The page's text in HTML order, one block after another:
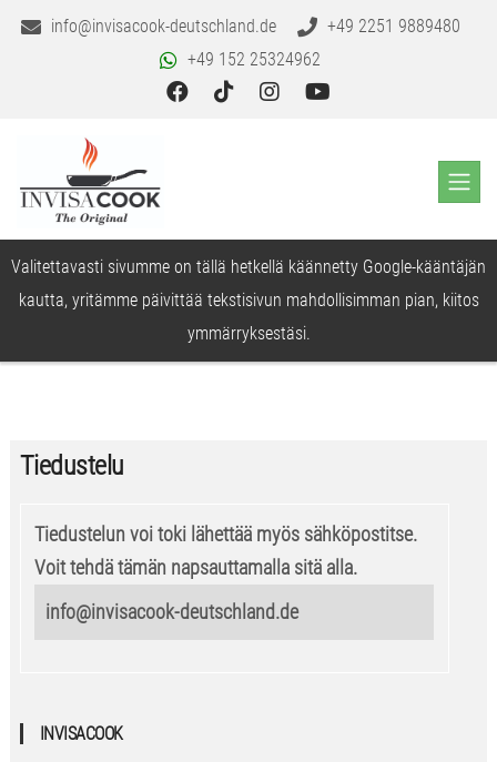
info@invisacook-deutschland.de
+49 2251 9889480
+49 152 25324962
Valitettavasti sivumme on tällä hetkellä käännetty Google-kääntäjän
kautta, yritämme päivittää tekstisivun mahdollisimman pian, kiitos
ymmärryksestäsi.
Tiedustelu
Tiedustelun voi toki lähettää myös sähköpostitse.
Voit tehdä tämän napsauttamalla sitä alla.
info@invisacook-deutschland.de
INVISACOOK